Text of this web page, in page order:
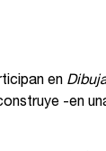
en
-en